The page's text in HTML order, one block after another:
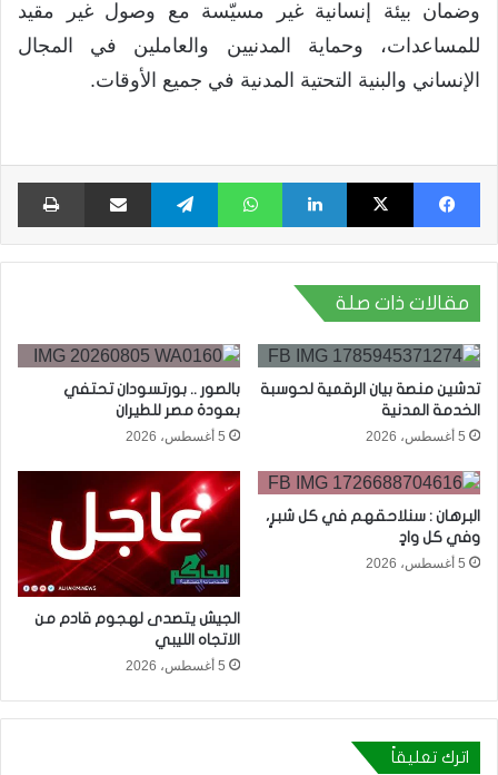
وضمان بيئة إنسانية غير مسيّسة مع وصول غير مقيد
للمساعدات، وحماية المدنيين والعاملين في المجال
الإنساني والبنية التحتية المدنية في جميع الأوقات.
فيسبوك X لينكدإن واتساب تيلقرام مشاركة عبر البريد
مقالات ذات صلة
تدشين منصة بيان الرقمية لحوسبة
الخدمة المدنية
5 أغسطس، 2026
بالصور .. بورتسودان تحتفي
بعودة مصر للطيران
5 أغسطس، 2026
البرهان : سنلاحقهم في كل شبرٍ،
وفي كل وادٍ
5 أغسطس، 2026
الجيش يتصدى لهجوم قادم من
الاتجاه الليبي
5 أغسطس، 2026
اترك تعليقاً